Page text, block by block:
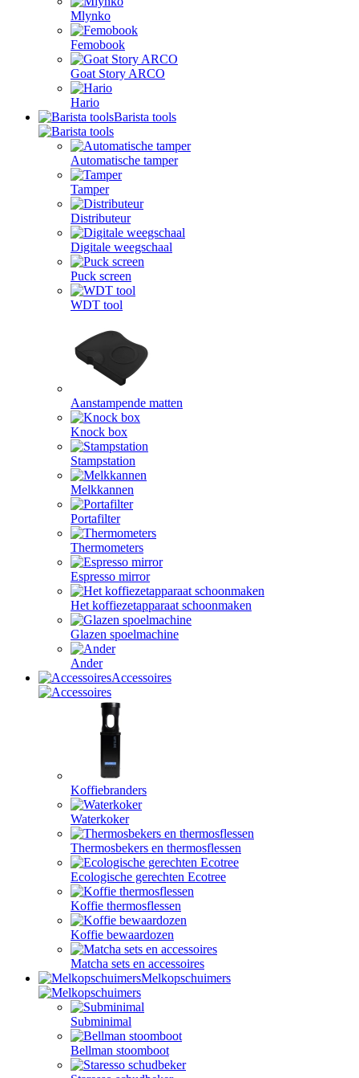
Mlynko
Femobook
Goat Story ARCO
Hario
Barista tools
Automatische tamper
Tamper
Distributeur
Digitale weegschaal
Puck screen
WDT tool
Aanstampende matten
Knock box
Stampstation
Melkkannen
Portafilter
Thermometers
Espresso mirror
Het koffiezetapparaat schoonmaken
Glazen spoelmachine
Ander
Accessoires
Koffiebranders
Waterkoker
Thermosbekers en thermosflessen
Ecologische gerechten Ecotree
Koffie thermosflessen
Koffie bewaardozen
Matcha sets en accessoires
Melkopschuimers
Subminimal
Bellman stoomboot